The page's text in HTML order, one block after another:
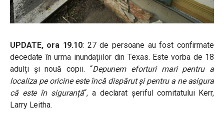
UPDATE, ora 19.10: 27 de persoane au fost confirmate
decedate în urma inundațiilor din Texas. Este vorba de 18
adulți și nouă copii. “Depunem eforturi mari pentru a
localiza pe oricine este încă dispărut și pentru a ne asigura
că este în siguranță“, a declarat șeriful comitatului Kerr,
Larry Leitha.